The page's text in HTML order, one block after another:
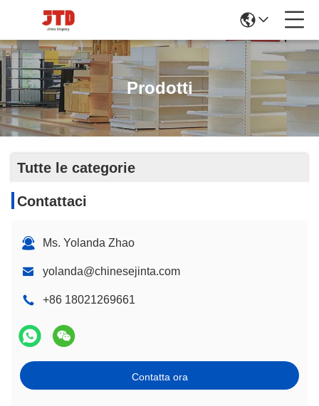
Prodotti
Tutte le categorie
Contattaci
Ms. Yolanda Zhao
yolanda@chinesejinta.com
+86 18021269661
Contatta ora